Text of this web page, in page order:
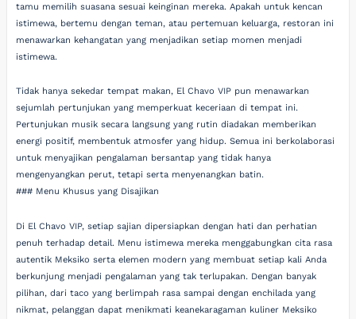
tamu memilih suasana sesuai keinginan mereka. Apakah untuk kencan
istimewa, bertemu dengan teman, atau pertemuan keluarga, restoran ini
menawarkan kehangatan yang menjadikan setiap momen menjadi
istimewa.
Tidak hanya sekedar tempat makan, El Chavo VIP pun menawarkan
sejumlah pertunjukan yang memperkuat keceriaan di tempat ini.
Pertunjukan musik secara langsung yang rutin diadakan memberikan
energi positif, membentuk atmosfer yang hidup. Semua ini berkolaborasi
untuk menyajikan pengalaman bersantap yang tidak hanya
mengenyangkan perut, tetapi serta menyenangkan batin.
### Menu Khusus yang Disajikan
Di El Chavo VIP, setiap sajian dipersiapkan dengan hati dan perhatian
penuh terhadap detail. Menu istimewa mereka menggabungkan cita rasa
autentik Meksiko serta elemen modern yang membuat setiap kali Anda
berkunjung menjadi pengalaman yang tak terlupakan. Dengan banyak
pilihan, dari taco yang berlimpah rasa sampai dengan enchilada yang
nikmat, pelanggan dapat menikmati keanekaragaman kuliner Meksiko